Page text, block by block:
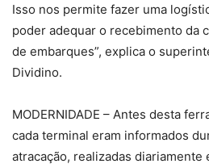
Isso nos permite fazer uma
poder adequar o recebimento da
de embarques”, explica o
Dividino.
MODERNIDADE – Antes desta
cada terminal eram informados
atracação, realizadas diariamente